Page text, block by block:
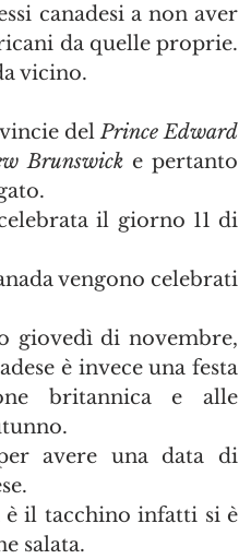
canadesi a non aver
da quelle proprie.
vicino.
del Prince Edward
Brunswick e pertanto
il giorno 11 di
vengono celebrati
giovedì di novembre,
è invece una festa
britannica e alle
avere una data di
il tacchino infatti si è
salata.